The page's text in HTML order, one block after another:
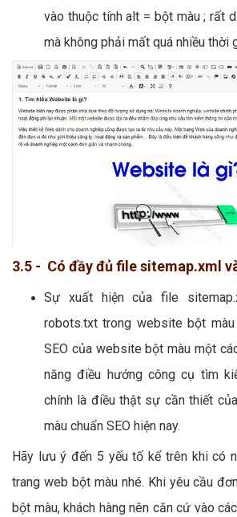
vào thuộc tính alt = bột màu ; rất
mà không phải mất quá nhiều thời
3.5 - Có đầy đủ file sitemap.xml
Sự xuất hiện của file
robots.txt trong website bột
SEO của website bột màu một
năng điều hướng công cụ tìm
chính là điều thật sự cần thiết
màu chuẩn SEO hiện nay.
Hãy lưu ý đến 5 yếu tố kể trên khi có
trang web bột màu nhé. Khi yêu cầu
bột màu, khách hàng nên căn cứ vào